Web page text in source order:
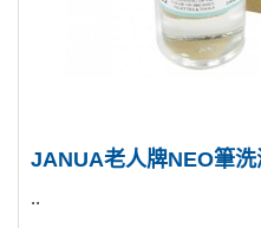
JANUA老人牌NEO筆
..